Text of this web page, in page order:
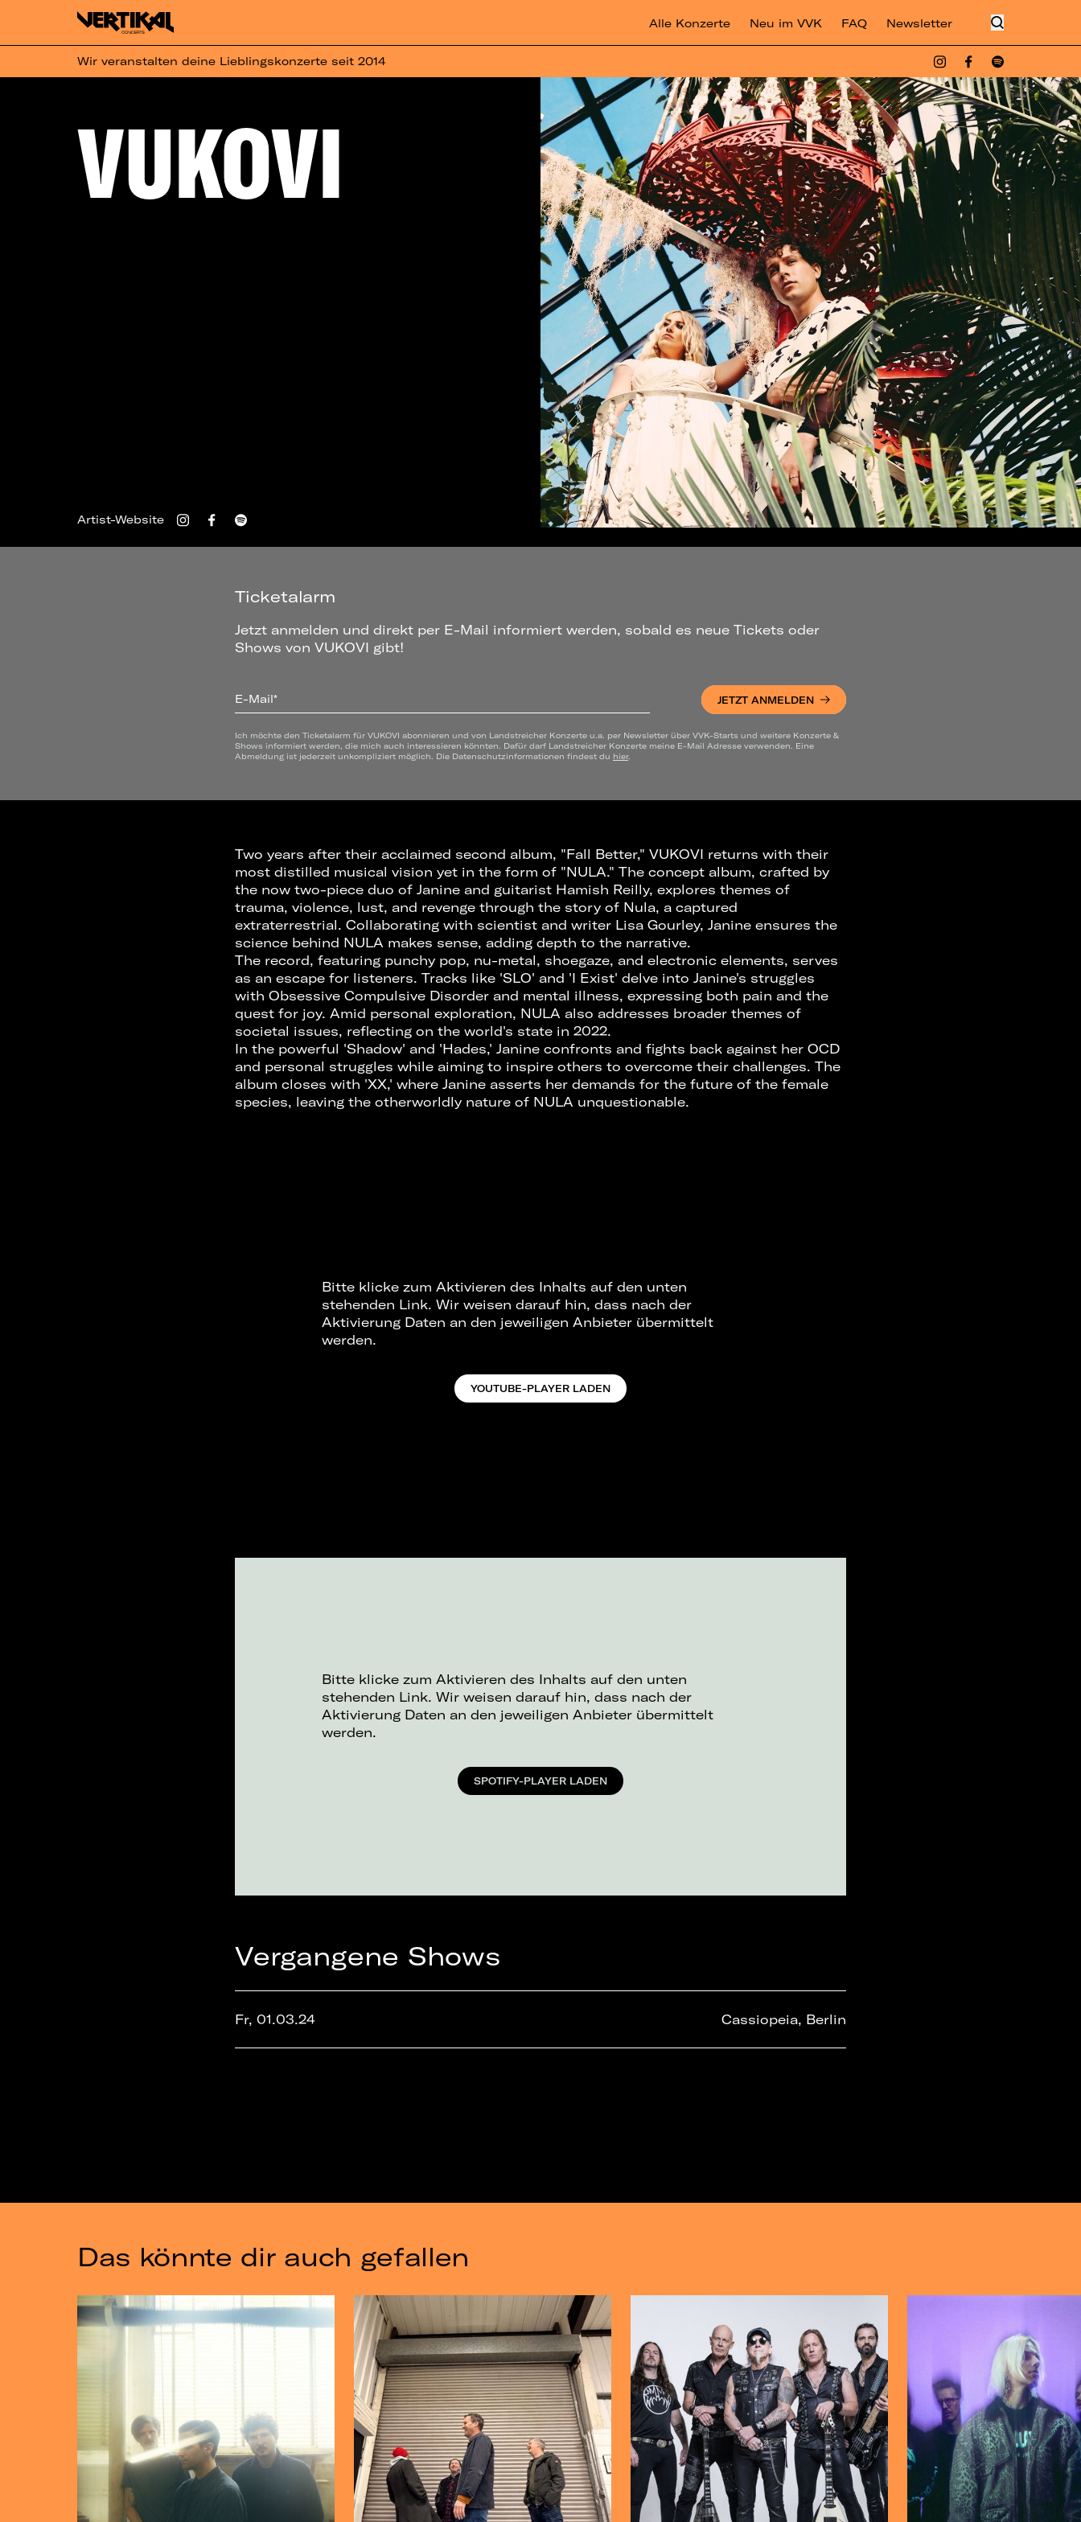
Alle Konzerte Neu im VVK FAQ Newsletter
Wir veranstalten deine Lieblingskonzerte seit 2014
VUKOVI
Artist-Website
Ticketalarm
Jetzt anmelden und direkt per E-Mail informiert werden, sobald es neue Tickets oder
Shows von VUKOVI gibt!
E-Mail* JETZT ANMELDEN
Ich möchte den Ticketalarm für VUKOVI abonnieren und von Landstreicher Konzerte u.a. per Newsletter über VVK-Starts und weitere Konzerte &
Shows informiert werden, die mich auch interessieren könnten. Dafür darf Landstreicher Konzerte meine E-Mail Adresse verwenden. Eine
Abmeldung ist jederzeit unkompliziert möglich. Die Datenschutzinformationen findest du hier.
Two years after their acclaimed second album, "Fall Better," VUKOVI returns with their
most distilled musical vision yet in the form of "NULA." The concept album, crafted by
the now two-piece duo of Janine and guitarist Hamish Reilly, explores themes of
trauma, violence, lust, and revenge through the story of Nula, a captured
extraterrestrial. Collaborating with scientist and writer Lisa Gourley, Janine ensures the
science behind NULA makes sense, adding depth to the narrative.
The record, featuring punchy pop, nu-metal, shoegaze, and electronic elements, serves
as an escape for listeners. Tracks like 'SLO' and 'I Exist' delve into Janine's struggles
with Obsessive Compulsive Disorder and mental illness, expressing both pain and the
quest for joy. Amid personal exploration, NULA also addresses broader themes of
societal issues, reflecting on the world's state in 2022.
In the powerful 'Shadow' and 'Hades,' Janine confronts and fights back against her OCD
and personal struggles while aiming to inspire others to overcome their challenges. The
album closes with 'XX,' where Janine asserts her demands for the future of the female
species, leaving the otherworldly nature of NULA unquestionable.
Bitte klicke zum Aktivieren des Inhalts auf den unten
stehenden Link. Wir weisen darauf hin, dass nach der
Aktivierung Daten an den jeweiligen Anbieter übermittelt
werden.
YOUTUBE-PLAYER LADEN
Bitte klicke zum Aktivieren des Inhalts auf den unten
stehenden Link. Wir weisen darauf hin, dass nach der
Aktivierung Daten an den jeweiligen Anbieter übermittelt
werden.
SPOTIFY-PLAYER LADEN
Vergangene Shows
Fr, 01.03.24 Cassiopeia, Berlin
Das könnte dir auch gefallen